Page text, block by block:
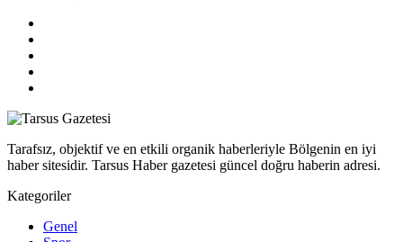
Tarafsız, objektif ve en etkili organik haberleriyle Bölgenin en iyi
haber sitesidir. Tarsus Haber gazetesi güncel doğru haberin adresi.
Kategoriler
Genel